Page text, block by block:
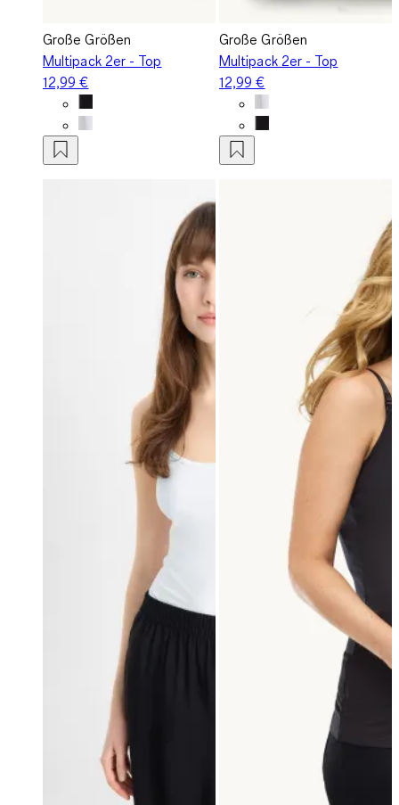
Große Größen
Multipack 2er - Top
12,99 €
Große Größen
Multipack 2er - Top
12,99 €